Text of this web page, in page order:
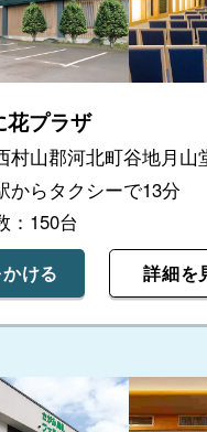
花プラザ
村山郡河北町谷地月山
からタクシーで13分
：150台
ける 詳細を